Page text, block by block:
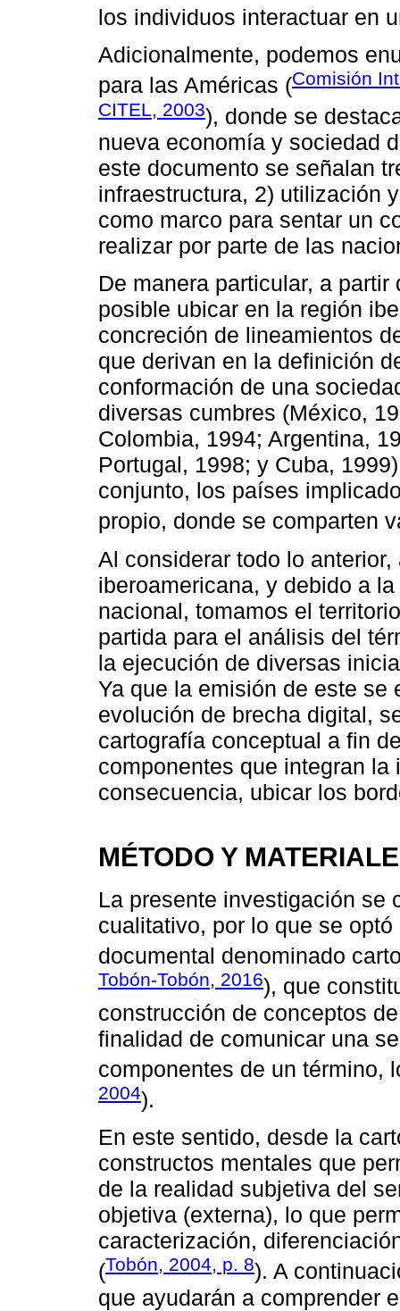
los individuos interactuar en
Adicionalmente, podemos
para las Américas (Comisión
CITEL, 2003), donde se
nueva economía y sociedad
este documento se señalan
infraestructura, 2) utilización
como marco para sentar un
realizar por parte de las
De manera particular, a
posible ubicar en la región
concreción de lineamientos
que derivan en la definición
conformación de una
diversas cumbres (México,
Colombia, 1994; Argentina,
Portugal, 1998; y Cuba,
conjunto, los países
propio, donde se comparten
Al considerar todo lo
iberoamericana, y debido a
nacional, tomamos el
partida para el análisis del
la ejecución de diversas
Ya que la emisión de este se
evolución de brecha digital,
cartografía conceptual a fin
componentes que integran
consecuencia, ubicar los
MÉTODO Y
La presente investigación se
cualitativo, por lo que se
documental denominado
Tobón-Tobón, 2016), que
construcción de conceptos
finalidad de comunicar una
componentes de un término,
2004).
En este sentido, desde la
constructos mentales que
de la realidad subjetiva del
objetiva (externa), lo que
caracterización,
(Tobón, 2004, p. 8). A
que ayudarán a comprender